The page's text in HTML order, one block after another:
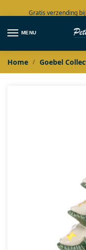
Gratis verzending
MENU
Home / Goebel